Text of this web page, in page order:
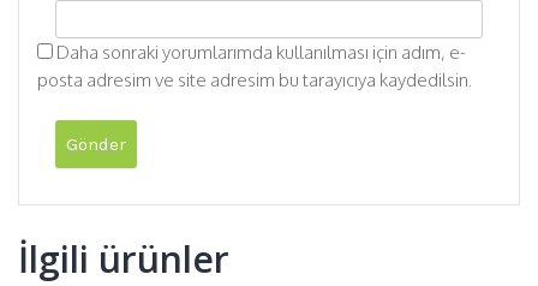
Daha sonraki yorumlarımda kullanılması için adım, e-
posta adresim ve site adresim bu tarayıcıya kaydedilsin.
İlgili ürünler